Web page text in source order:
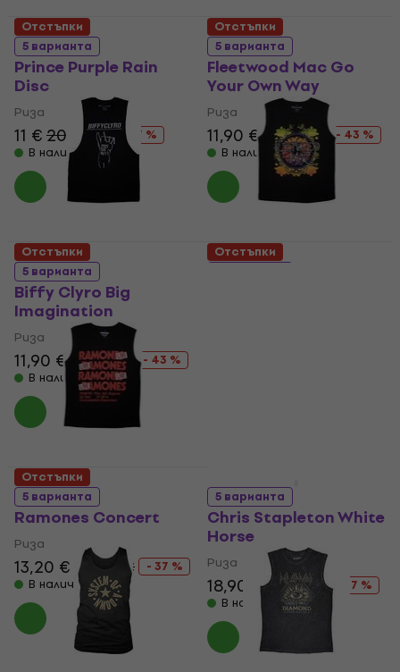
5 варианта
Prince Purple Rain
Disc
Риза
11 €20,90 €
- 47 %
В наличност
5 варианта
Fleetwood Mac Go
Your Own Way
Риза
11,90 €20,90 €
- 43 %
В наличност
Отстъпки
5 варианта
Biffy Clyro Big
Imagination
Риза
11,90 €20,90 €
- 43 %
В наличност
Отстъпки
Отстъпки
5 варианта
Ramones Concert
Риза
13,20 € 20,90 €
- 37 %
В наличност
Отстъпки
5 варианта
Chris Stapleton White
Horse
Риза
18,90 €22,90 €
- 17 %
В наличност
Отстъпки